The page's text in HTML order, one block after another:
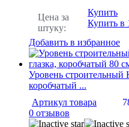
Цена за
штуку:
Купить
Купить в
Добавить в избранное
Уровень строительный
коробчатый ...
Артикул товара
0 отзывов